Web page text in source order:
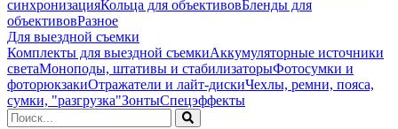
синхронизацияКольца для объективовБленды для
объективовРазное
Для выездной съемки
Комплекты для выездной съемкиАккумуляторные источники
светаМоноподы, штативы и стабилизаторыФотосумки и
фоторюкзакиОтражатели и лайт-дискиЧехлы, ремни, пояса,
сумки, "разгрузка"ЗонтыСпецэффекты